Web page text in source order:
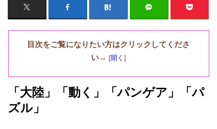
目次をご覧になりたい方はクリックしてくださ
い→ [開く ]
「大陸」「動く」「パンゲア」「パ
ズル」